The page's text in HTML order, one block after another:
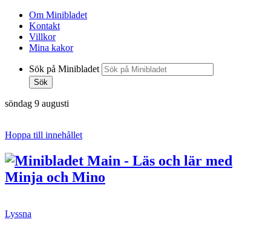
Om Minibladet
Kontakt
Villkor
Mina kakor
Sök på Minibladet
Sök
söndag 9 augusti
Hoppa till innehållet
Lyssna